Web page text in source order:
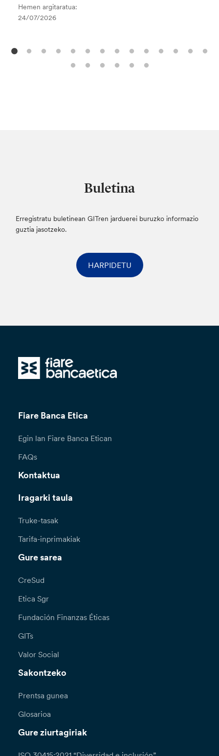
Hemen argitaratua:
24/07/2026
Buletina
Erregistratu buletinean GITren jarduerei buruzko informazio
guztia jasotzeko.
HARPIDETU
Fiare Banca Etica
Egin lan Fiare Banca Etican
FAQs
Kontaktua
Iragarki taula
Truke-tasak
Tarifa-inprimakiak
Gure sarea
CreSud
Etica Sgr
Fundación Finanzas Éticas
GITs
Valor Social
Sakontzeko
Prentsa gunea
Glosarioa
Gure ziurtagiriak